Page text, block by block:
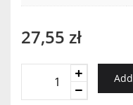
27,55 zł
HEREFORD